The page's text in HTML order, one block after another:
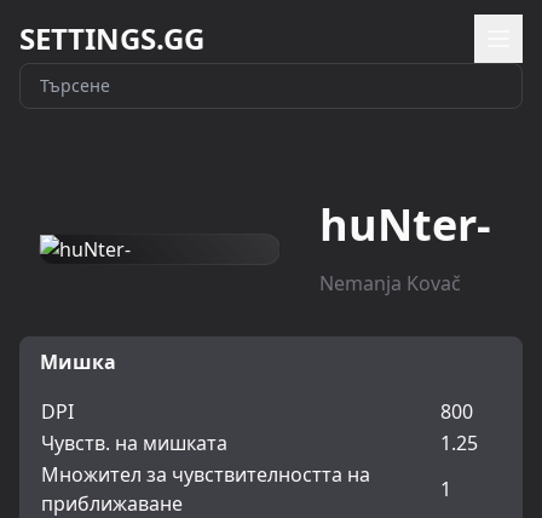
SETTINGS.GG
huNter-
Nemanja Kovač
Мишка
DPI
800
Чувств. на мишката
1.25
Множител за чувствителността на
приближаване
1